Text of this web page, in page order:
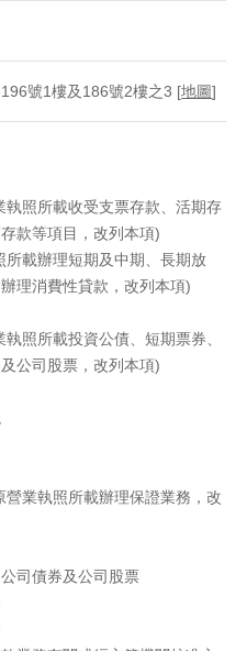
號1樓及186號2樓之3 [地圖]
執照所載收受支票存款、活期存
款等項目，改列本項)
所載辦理短期及中期、長期放
理消費性貸款，改列本項)
照所載投資公債、短期票券、
公司股票，改列本項)
營業執照所載辦理保證業務，改
司債券及公司股票